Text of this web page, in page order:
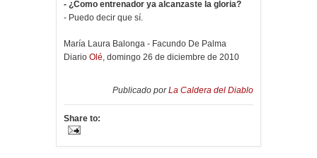
- ¿Como entrenador ya alcanzaste la gloria?
- Puedo decir que sí.
María Laura Balonga - Facundo De Palma
Diario Olé, domingo 26 de diciembre de 2010
Publicado porLa Caldera del Diablo
Share to: